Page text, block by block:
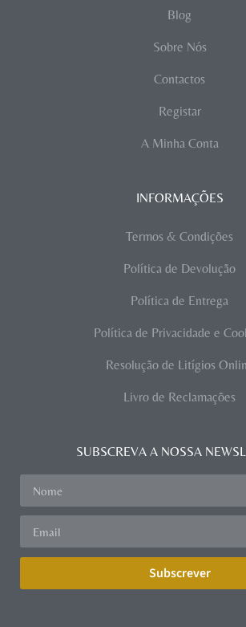
Blog
Sobre Nós
Contactos
Registar
A Minha Conta
INFORMAÇÕES
Termos & Condições
Política de Devolução
Política de Entrega
Política de Privacidade e
Resolução de Litígios
Livro de Reclamações
SUBSCREVA A NOSSA
Subscrever